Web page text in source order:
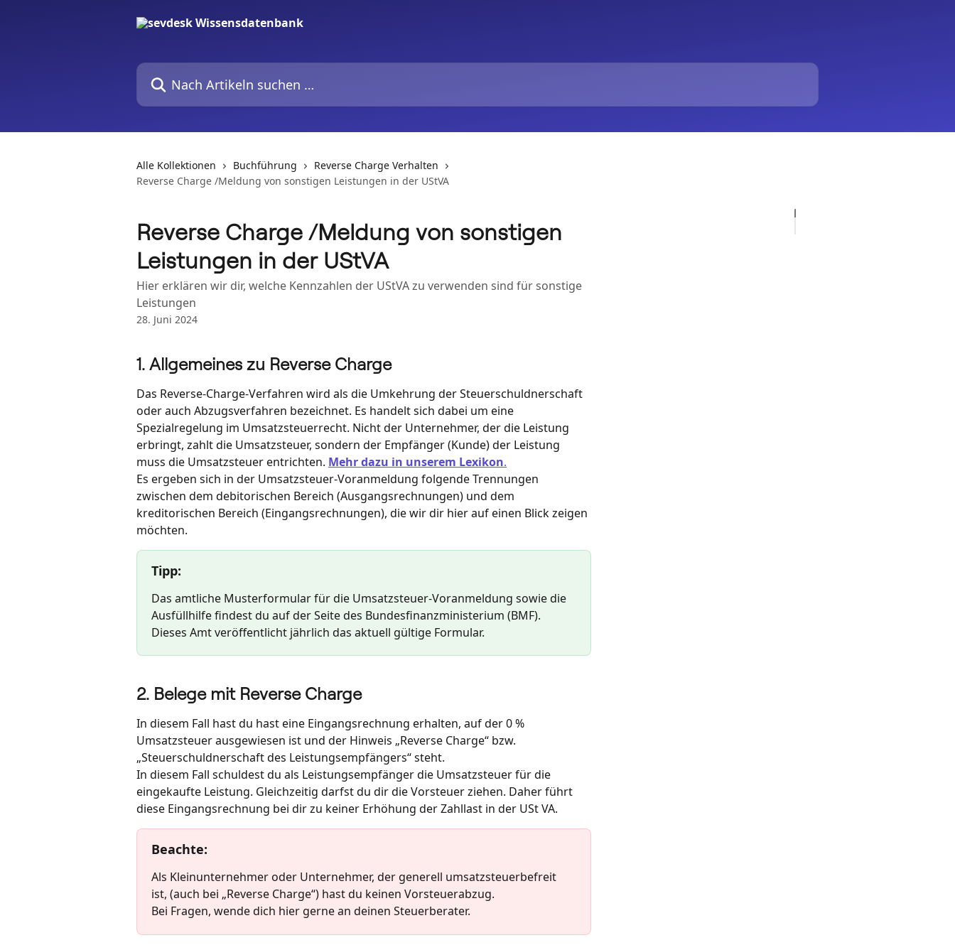
Nach Artikeln suchen …
Alle Kollektionen Buchführung
Reverse Charge Verhalten
Reverse Charge /Meldung von sonstigen Leistungen in der UStVA
Reverse Charge /Meldung von sonstigen
Leistungen in der UStVA
Hier erklären wir dir, welche Kennzahlen der UStVA zu verwenden sind für sonstige
Leistungen
28. Juni 2024
1. Allgemeines zu Reverse Charge
Das Reverse-Charge-Verfahren wird als die Umkehrung der Steuerschuldnerschaft
oder auch Abzugsverfahren bezeichnet. Es handelt sich dabei um eine
Spezialregelung im Umsatzsteuerrecht. Nicht der Unternehmer, der die Leistung
erbringt, zahlt die Umsatzsteuer, sondern der Empfänger (Kunde) der Leistung
muss die Umsatzsteuer entrichten. Mehr dazu in unserem Lexikon.
Es ergeben sich in der Umsatzsteuer-Voranmeldung folgende Trennungen
zwischen dem debitorischen Bereich (Ausgangsrechnungen) und dem
kreditorischen Bereich (Eingangsrechnungen), die wir dir hier auf einen Blick zeigen
möchten.
Tipp:
Das amtliche Musterformular für die Umsatzsteuer-Voranmeldung sowie die
Ausfüllhilfe findest du auf der Seite des Bundesfinanzministerium (BMF).
Dieses Amt veröffentlicht jährlich das aktuell gültige Formular.
2. Belege mit Reverse Charge
In diesem Fall hast du hast eine Eingangsrechnung erhalten, auf der 0 %
Umsatzsteuer ausgewiesen ist und der Hinweis „Reverse Charge“ bzw.
„Steuerschuldnerschaft des Leistungsempfängers“ steht.
In diesem Fall schuldest du als Leistungsempfänger die Umsatzsteuer für die
eingekaufte Leistung. Gleichzeitig darfst du dir die Vorsteuer ziehen. Daher führt
diese Eingangsrechnung bei dir zu keiner Erhöhung der Zahllast in der USt VA.
Beachte:
Als Kleinunternehmer oder Unternehmer, der generell umsatzsteuerbefreit
ist, (auch bei „Reverse Charge“) hast du keinen Vorsteuerabzug.
Bei Fragen, wende dich hier gerne an deinen Steuerberater.